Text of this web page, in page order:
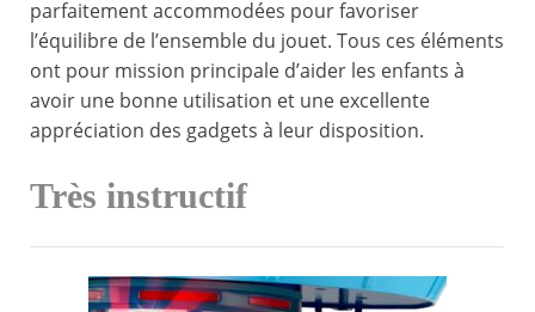
parfaitement accommodées pour favoriser
l’équilibre de l’ensemble du jouet. Tous ces éléments
ont pour mission principale d’aider les enfants à
avoir une bonne utilisation et une excellente
appréciation des gadgets à leur disposition.
Très instructif